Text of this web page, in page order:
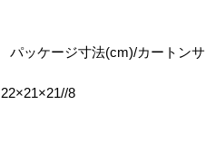
パッケージ寸法(cm)/カートン
22×21×21//8